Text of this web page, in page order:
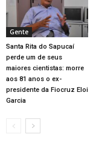
Gente
Santa Rita do Sapucaí
perde um de seus
maiores cientistas: morre
aos 81 anos o ex-
presidente da Fiocruz Eloi
Garcia